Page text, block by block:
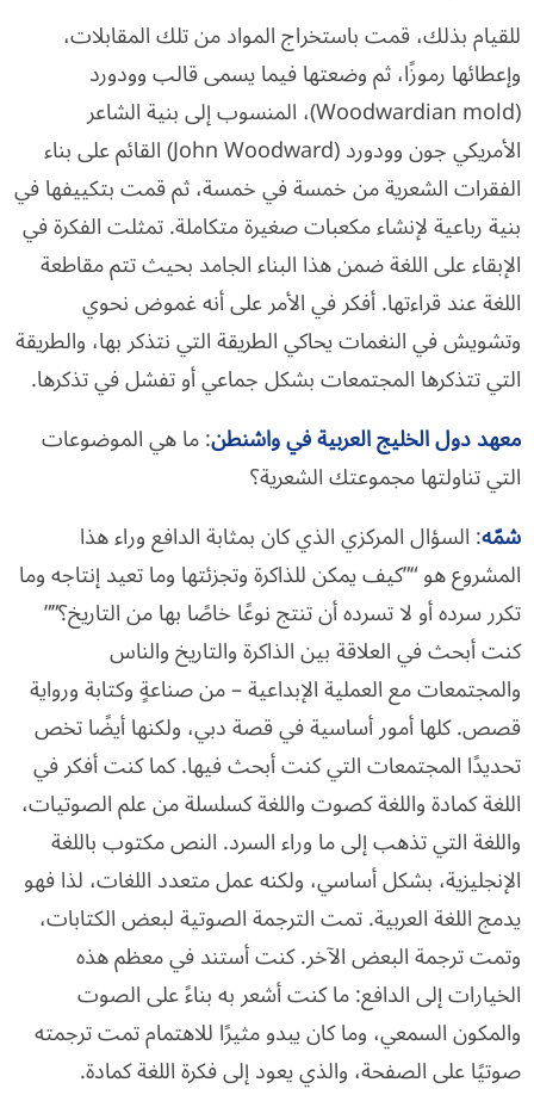
للقيام بذلك، قمت باستخراج المواد من تلك المقابلات،
وإعطائها رموزًا، ثم وضعتها فيما يسمى قالب وودورد
(Woodwardian mold)، المنسوب إلى بنية الشاعر
الأمريكي جون وودورد (John Woodward) القائم على بناء
الفقرات الشعرية من خمسة في خمسة، ثم قمت بتكييفها في
بنية رباعية لإنشاء مكعبات صغيرة متكاملة. تمثلت الفكرة في
الإبقاء على اللغة ضمن هذا البناء الجامد بحيث تتم مقاطعة
اللغة عند قراءتها. أفكر في الأمر على أنه غموض نحوي
وتشويش في النغمات يحاكي الطريقة التي نتذكر بها، والطريقة
التي تتذكرها المجتمعات بشكل جماعي أو تفشل في تذكرها.
معهد دول الخليج العربية في واشنطن: ما هي الموضوعات
التي تناولتها مجموعتك الشعرية؟
شمّه: السؤال المركزي الذي كان بمثابة الدافع وراء هذا
المشروع هو “”كيف يمكن للذاكرة وتجزئتها وما تعيد إنتاجه وما
تكرر سرده أو لا تسرده أن تنتج نوعًا خاصًا بها من التاريخ؟””
كنت أبحث في العلاقة بين الذاكرة والتاريخ والناس
والمجتمعات مع العملية الإبداعية – من صناعةٍ وكتابة ورواية
قصص. كلها أمور أساسية في قصة دبي، ولكنها أيضًا تخص
تحديدًا المجتمعات التي كنت أبحث فيها. كما كنت أفكر في
اللغة كمادة واللغة كصوت واللغة كسلسلة من علم الصوتيات،
واللغة التي تذهب إلى ما وراء السرد. النص مكتوب باللغة
الإنجليزية، بشكل أساسي، ولكنه عمل متعدد اللغات، لذا فهو
يدمج اللغة العربية. تمت الترجمة الصوتية لبعض الكتابات،
وتمت ترجمة البعض الآخر. كنت أستند في معظم هذه
الخيارات إلى الدافع: ما كنت أشعر به بناءً على الصوت
والمكون السمعي، وما كان يبدو مثيرًا للاهتمام تمت ترجمته
صوتيًا على الصفحة، والذي يعود إلى فكرة اللغة كمادة.